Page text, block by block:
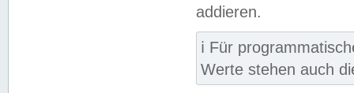
addieren.
ℹ️ Für
Werte stehen auch